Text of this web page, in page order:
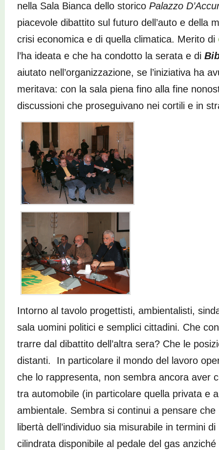
nella Sala Bianca dello storico Palazzo
piacevole dibattito sul futuro dell’auto e della
crisi economica e di quella climatica. Merito di
l’ha ideata e che ha condotto la serata e di
aiutato nell’organizzazione, se l’iniziativa ha
meritava: con la sala piena fino alla fine
discussioni che proseguivano nei cortili e in
Intorno al tavolo progettisti, ambientalisti,
sala uomini politici e semplici cittadini. Che
trarre dal dibattito dell’altra sera? Che le
distanti. In particolare il mondo del lavoro
che lo rappresenta, non sembra ancora aver
tra automobile (in particolare quella privata e
ambientale. Sembra si continui a pensare che
libertà dell’individuo sia misurabile in termini di
cilindrata disponibile al pedale del gas anziché